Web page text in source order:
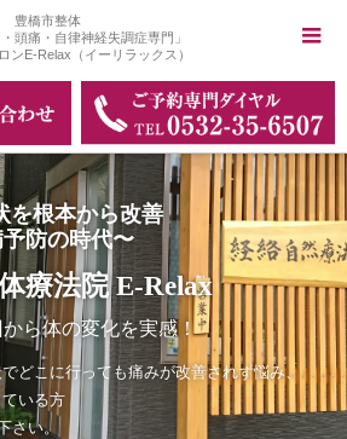
豊橋市整体
頭痛・自律神経失調症専門」
ンE-Relax（イーリラックス）
を根本から改善
防の時代〜
療法院 E-Relax
ら体の変化を実感！
どこに行っても痛みが改善されず悩み、
いる方
さい。